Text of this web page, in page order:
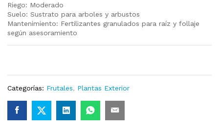
Riego: Moderado
Suelo: Sustrato para arboles y arbustos
Mantenimiento: Fertilizantes granulados para raíz y follaje
según asesoramiento
Categorías: Frutales, Plantas Exterior